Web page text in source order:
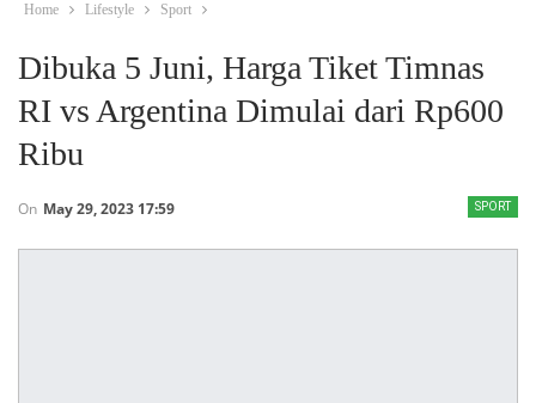
Home Lifestyle Sport
Dibuka 5 Juni, Harga Tiket Timnas
RI vs Argentina Dimulai dari Rp600
Ribu
SPORT
On May 29, 2023 17:59